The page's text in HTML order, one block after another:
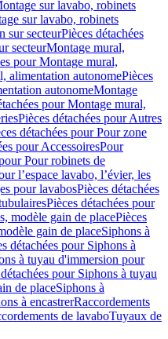
sur lavabo, robinets
sur lavabo, robinets
sur secteurPièces détachées
secteurMontage mural,
pour Montage mural,
alimentation autonomePièces
autonomeMontage
pour Montage mural,
Pièces détachées pour Autres
détachées pour Pour zone
pour AccessoiresPour
Pour robinets de
l’espace lavabo, l’évier, les
pour lavabosPièces détachées
Pièces détachées pour
modèle gain de placePièces
gain de placeSiphons à
détachées pour Siphons à
à tuyau d'immersion pour
pour Siphons à tuyau
de placeSiphons à
à encastrerRaccordements
de lavaboTuyaux de